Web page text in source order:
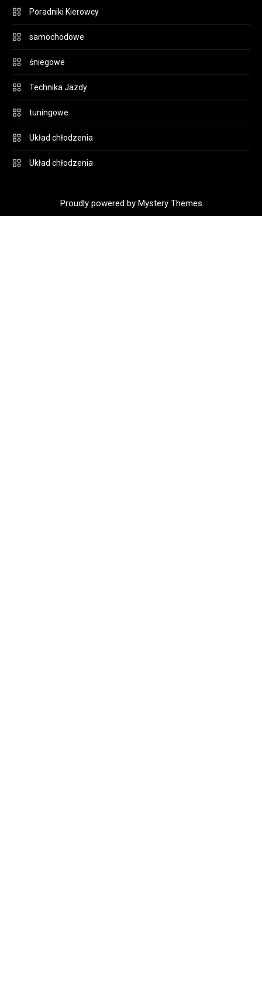
Poradniki Kierowcy
samochodowe
śniegowe
Technika Jazdy
tuningowe
Układ chłodzenia
Układ chłodzenia
Proudly powered by Mystery Themes